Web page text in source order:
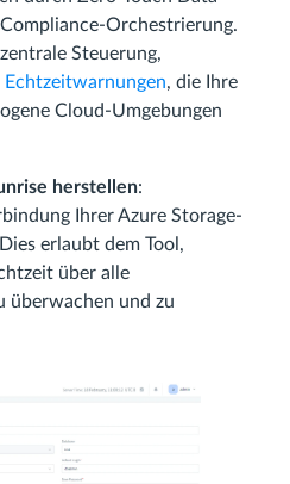
Orchestrierung.
Steuerung,
Echtzeitwarnungen, die Ihre
Cloud-Umgebungen
herstellen:
Ihrer Azure Storage-
erlaubt dem Tool,
über alle
überwachen und zu